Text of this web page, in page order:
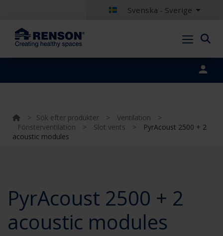
Svenska - Sverige
> Sök efter produkter > Ventilation
>
Fönsterventilation
> Slot vents >
PyrAcoust 2500 + 2
acoustic modules
PyrAcoust 2500 + 2
acoustic modules